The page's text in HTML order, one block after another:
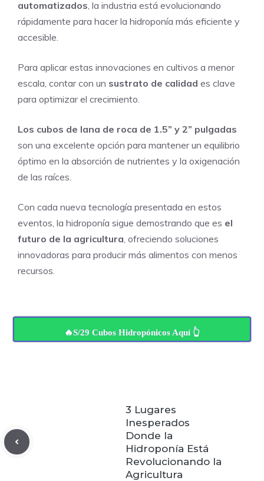
automatizados , la industria está evolucionando
rápidamente para hacer la hidroponía más eficiente y
accesible.
Para aplicar estas innovaciones en cultivos a menor
escala, contar con un sustrato de calidad es clave
para optimizar el crecimiento.
Los cubos de lana de roca de 1.5” y 2” pulgadas
son una excelente opción para mantener un equilibrio
óptimo en la absorción de nutrientes y la oxigenación
de las raíces.
Con cada nueva tecnología presentada en estos
eventos, la hidroponía sigue demostrando que es el
futuro de la agricultura , ofreciendo soluciones
innovadoras para producir más alimentos con menos
recursos.
🔥S/29 Cubos Hidropónicos Aquí 👆
3 Lugares
Inesperados
Donde la
Hidroponía Está
Revolucionando la
Agricultura